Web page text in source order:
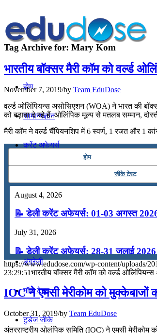
होम
सामान्यज्ञान
करेंट अफेयर्स
कंप्यूटर
अंग्रेजी
मॉक टेस्ट
टुडेज जीके
Tag Archive for: Mary Kom
भारतीय बॉक्सर मैरी कॉम को वर्ल्ड
November 7, 2019/by Team EduDose
वर्ल्ड ओलिंपियन्स असोसिएशन (WOA) ने भारत की
को बढ़ावा दे रहे हैं. ओलिंपिक मूल्य से मतलब सम्मान,
मैरी कॉम ने वर्ल्ड चैंपियनशिप में 6 स्वर्ण, 1 रजत और 1
होम
जीके टेस्ट
August 4, 2026
📝 डेली करेंट अफेयर्स: 01-03 अगस्त
July 31, 2026
📝 डेली करेंट अफेयर्स: 28-31 जुलाई 2026
July 28, 2026
📝 डेली करेंट अफेयर्स: 25-27 जुलाई 2026
📝 डेली करेंट अफेयर्स: 22-24 जुलाई 2026
https://www.edudose.com/wp-content/uploads/
23:29:51भारतीय बॉक्सर मैरी कॉम को वर्ल्ड
IOC ने एमसी मेरीकोम को मुक्केबाजों
October 31, 2019/by Team EduDose
अंतरराष्ट्रीय ओलंपिक समिति (IOC) ने एमसी मेरीकोम